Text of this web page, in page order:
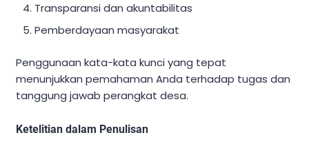
Transparansi dan akuntabilitas
Pemberdayaan masyarakat
Penggunaan kata-kata kunci yang tepat
menunjukkan pemahaman Anda terhadap tugas dan
tanggung jawab perangkat desa.
Ketelitian dalam Penulisan